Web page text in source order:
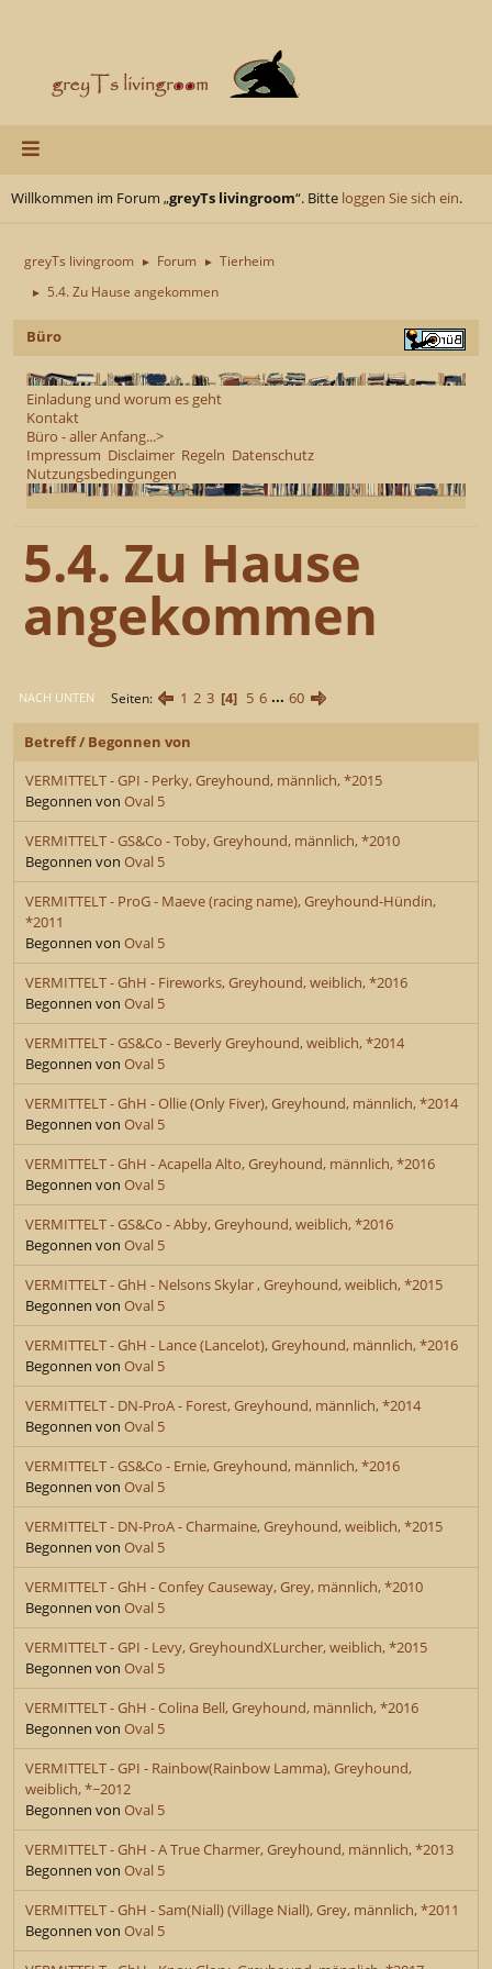
Willkommen im Forum „greyTs livingroom“. Bitte loggen Sie sich ein.
greyTs livingroom ► Forum ► Tierheim
► 5.4. Zu Hause angekommen
Büro
Einladung und worum es geht
Kontakt
Büro - aller Anfang...>
Impressum Disclaimer Regeln Datenschutz
Nutzungsbedingungen
5.4. Zu Hause
angekommen
NACH UNTEN Seiten 1 2 3 4 5 6 ... 60
Betreff/ Begonnen von
VERMITTELT - GPI - Perky, Greyhound, männlich, *2015
Begonnen von Oval 5
VERMITTELT - GS&Co - Toby, Greyhound, männlich, *2010
Begonnen von Oval 5
VERMITTELT - ProG - Maeve (racing name), Greyhound-Hündin,
*2011
Begonnen von Oval 5
VERMITTELT - GhH - Fireworks, Greyhound, weiblich, *2016
Begonnen von Oval 5
VERMITTELT - GS&Co - Beverly Greyhound, weiblich, *2014
Begonnen von Oval 5
VERMITTELT - GhH - Ollie (Only Fiver), Greyhound, männlich, *2014
Begonnen von Oval 5
VERMITTELT - GhH - Acapella Alto, Greyhound, männlich, *2016
Begonnen von Oval 5
VERMITTELT - GS&Co - Abby, Greyhound, weiblich, *2016
Begonnen von Oval 5
VERMITTELT - GhH - Nelsons Skylar , Greyhound, weiblich, *2015
Begonnen von Oval 5
VERMITTELT - GhH - Lance (Lancelot), Greyhound, männlich, *2016
Begonnen von Oval 5
VERMITTELT - DN-ProA - Forest, Greyhound, männlich, *2014
Begonnen von Oval 5
VERMITTELT - GS&Co - Ernie, Greyhound, männlich, *2016
Begonnen von Oval 5
VERMITTELT - DN-ProA - Charmaine, Greyhound, weiblich, *2015
Begonnen von Oval 5
VERMITTELT - GhH - Confey Causeway, Grey, männlich, *2010
Begonnen von Oval 5
VERMITTELT - GPI - Levy, GreyhoundXLurcher, weiblich, *2015
Begonnen von Oval 5
VERMITTELT - GhH - Colina Bell, Greyhound, männlich, *2016
Begonnen von Oval 5
VERMITTELT - GPI - Rainbow(Rainbow Lamma), Greyhound,
weiblich, *~2012
Begonnen von Oval 5
VERMITTELT - GhH - A True Charmer, Greyhound, männlich, *2013
Begonnen von Oval 5
VERMITTELT - GhH - Sam(Niall) (Village Niall), Grey, männlich, *2011
Begonnen von Oval 5